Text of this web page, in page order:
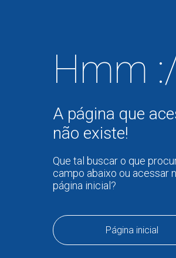
Hmm
A página que
não existe!
Que tal buscar o que
campo abaixo ou acessar
página inicial?
Página inicial